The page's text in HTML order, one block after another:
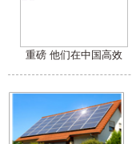
重磅 他们在中国高效